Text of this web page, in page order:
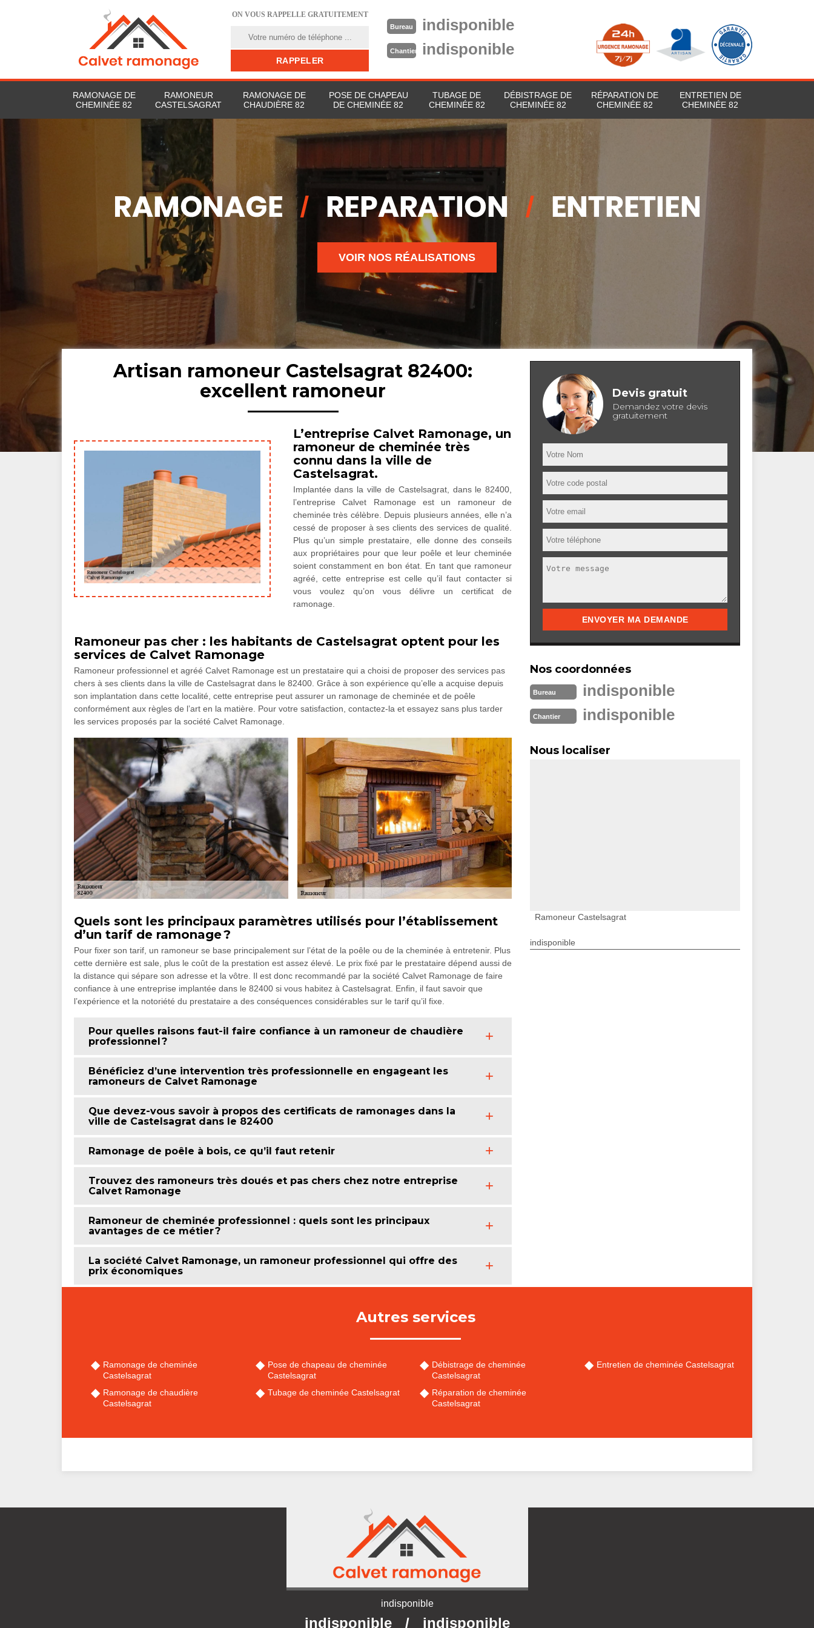
ON VOUS RAPPELLE GRATUITEMENT
Bureau indisponible
Chantier indisponible
RAMONAGE DE
CHEMINÉE 82
RAMONEUR
CASTELSAGRAT
RAMONAGE DE
CHAUDIÈRE 82
POSE DE CHAPEAU
DE CHEMINÉE 82
TUBAGE DE
CHEMINÉE 82
DÉBISTRAGE DE
CHEMINÉE 82
RÉPARATION DE
CHEMINÉE 82
ENTRETIEN DE
CHEMINÉE 82
VOIR NOS RÉALISATIONS
Artisan ramoneur Castelsagrat 82400:
excellent ramoneur
L’entreprise Calvet Ramonage, un
ramoneur de cheminée très
connu dans la ville de
Castelsagrat.
Implantée dans la ville de Castelsagrat, dans le 82400,
l’entreprise Calvet Ramonage est un ramoneur de
cheminée très célèbre. Depuis plusieurs années, elle n’a
cessé de proposer à ses clients des services de qualité.
Plus qu’un simple prestataire, elle donne des conseils
aux propriétaires pour que leur poêle et leur cheminée
soient constamment en bon état. En tant que ramoneur
agréé, cette entreprise est celle qu’il faut contacter si
vous voulez qu’on vous délivre un certificat de
ramonage.
Ramoneur pas cher : les habitants de Castelsagrat optent pour les
services de Calvet Ramonage
Ramoneur professionnel et agréé Calvet Ramonage est un prestataire qui a choisi de proposer des services pas
chers à ses clients dans la ville de Castelsagrat dans le 82400. Grâce à son expérience qu’elle a acquise depuis
son implantation dans cette localité, cette entreprise peut assurer un ramonage de cheminée et de poêle
conformément aux règles de l’art en la matière. Pour votre satisfaction, contactez-la et essayez sans plus tarder
les services proposés par la société Calvet Ramonage.
Quels sont les principaux paramètres utilisés pour l’établissement
d’un tarif de ramonage ?
Pour fixer son tarif, un ramoneur se base principalement sur l’état de la poêle ou de la cheminée à entretenir. Plus
cette dernière est sale, plus le coût de la prestation est assez élevé. Le prix fixé par le prestataire dépend aussi de
la distance qui sépare son adresse et la vôtre. Il est donc recommandé par la société Calvet Ramonage de faire
confiance à une entreprise implantée dans le 82400 si vous habitez à Castelsagrat. Enfin, il faut savoir que
l’expérience et la notoriété du prestataire a des conséquences considérables sur le tarif qu’il fixe.
Pour quelles raisons faut-il faire confiance à un ramoneur de chaudière
professionnel ?
Bénéficiez d’une intervention très professionnelle en engageant les
ramoneurs de Calvet Ramonage
Que devez-vous savoir à propos des certificats de ramonages dans la
ville de Castelsagrat dans le 82400
Ramonage de poêle à bois, ce qu’il faut retenir
Trouvez des ramoneurs très doués et pas chers chez notre entreprise
Calvet Ramonage
Ramoneur de cheminée professionnel : quels sont les principaux
avantages de ce métier ?
La société Calvet Ramonage, un ramoneur professionnel qui offre des
prix économiques
Devis gratuit
Demandez votre devis
gratuitement
Nos coordonnées
Bureau indisponible
Chantier indisponible
Nous localiser
Ramoneur Castelsagrat
indisponible
Autres services
Ramonage de cheminée
Castelsagrat
Ramonage de chaudière
Castelsagrat
Pose de chapeau de cheminée
Castelsagrat
Tubage de cheminée Castelsagrat
Débistrage de cheminée
Castelsagrat
Réparation de cheminée
Castelsagrat
Entretien de cheminée Castelsagrat
indisponible
indisponible / indisponible